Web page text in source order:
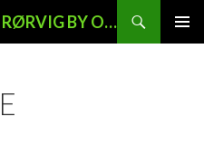
BEVARINGSFORENINGEN RØRVIG BY OG LAND